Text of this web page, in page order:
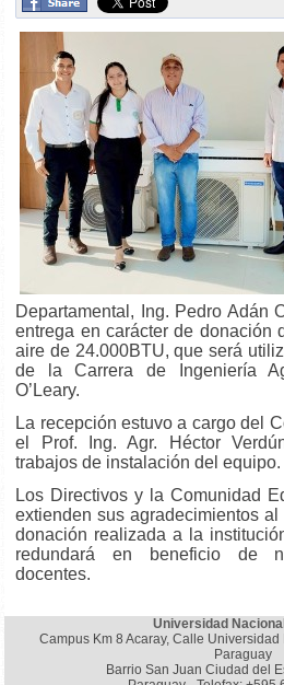
Departamental, Ing. Pedro Adán
entrega en carácter de donación
aire de 24.000BTU, que será
de la Carrera de Ingeniería
O’Leary.
La recepción estuvo a cargo del
el Prof. Ing. Agr. Héctor
trabajos de instalación del equipo.
Los Directivos y la Comunidad
extienden sus agradecimientos
donación realizada a la
redundará en beneficio de
docentes.
Universidad
Campus Km 8 Acaray, Calle
Paraguay
Barrio San Juan Ciudad del